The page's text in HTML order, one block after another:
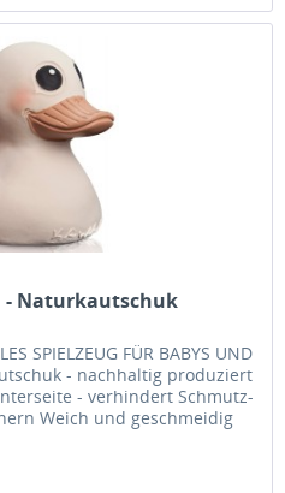
- Naturkautschuk
SPIELZEUG FÜR BABYS UND
- nachhaltig produziert
- verhindert Schmutz-
Weich und geschmeidig